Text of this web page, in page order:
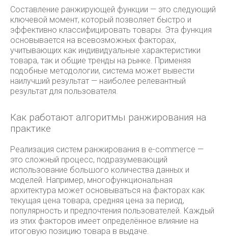
Составление ранжирующей функции — это следующий
ключевой момент, который позволяет быстро и
эффективно классифицировать товары. Эта функция
основывается на всевозможных факторах,
учитывающих как индивидуальные характеристики
товара, так и общие тренды на рынке. Применяя
подобные методологии, система может вывести
наилучший результат — наиболее релевантный
результат для пользователя.
Как работают алгоритмы ранжирования на
практике
Реализация систем ранжирования в e-commerce —
это сложный процесс, подразумевающий
использование большого количества данных и
моделей. Например, многофункциональная
архитектура может основываться на факторах как
текущая цена товара, средняя цена за период,
популярность и предпочтения пользователей. Каждый
из этих факторов имеет определённое влияние на
итоговую позицию товара в выдаче.